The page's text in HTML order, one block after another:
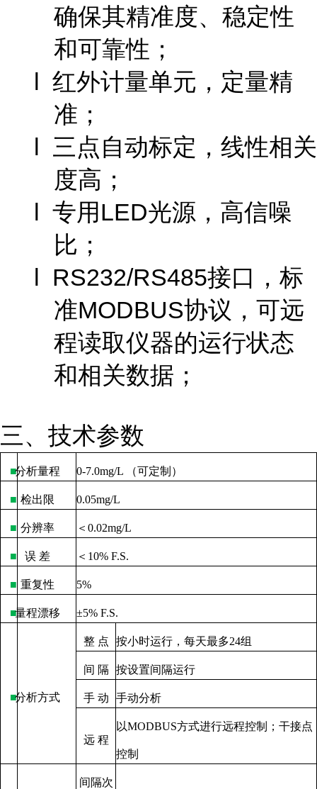
确保其精准度、稳定性
和可靠性；
l 红外计量单元，定量精
准；
l 三点自动标定，线性相关
度高；
l 专用LED光源，高信噪
比；
l RS232/RS485接口，标
准MODBUS协议，可远
程读取仪器的运行状态
和相关数据；
三、技术参数
■分析量程 0-7.0mg/L （可定制）
■ 检出限 0.05mg/L
■ 分辨率 ＜ 0.02mg/L
■ 误 差 ＜ 10% F.S.
■ 重复性 5%
■量程漂移 ±5% F.S.
■分析方式
整 点 按小时运行，每天最多24组
间 隔 按设置间隔运行
手 动 手动分析
远 程
以MODBUS方式进行远程控制；干接点
控制
间隔次